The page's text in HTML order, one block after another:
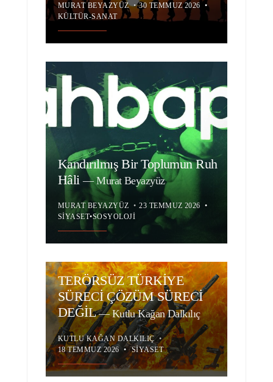
MURAT BEYAZYÜZ • 30 TEMMUZ 2026 •
KÜLTÜR-SANAT
Kandırılmış Bir Toplumun Ruh
Hâli—Murat Beyazyüz
MURAT BEYAZYÜZ • 23 TEMMUZ 2026 •
SIYASET•SOSYOLOJI
TERÖRSÜZ TÜRKİYE
SÜRECİ ÇÖZÜM SÜRECİ
DEĞİL—Kutlu Kağan Dalkılıç
KUTLU KAĞAN DALKILIÇ •
18 TEMMUZ 2026 • SIYASET